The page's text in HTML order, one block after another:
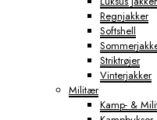
Regnjakker
Softshell
Striktrøjer
Vinterjakker
Militær
Kamp- &